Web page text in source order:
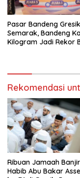
Pasar Bandeng
Semarak, Bandeng
Kilogram Jadi Rekor
Rekomendasi
Ribuan Jamaah
Habib Abu Bakar